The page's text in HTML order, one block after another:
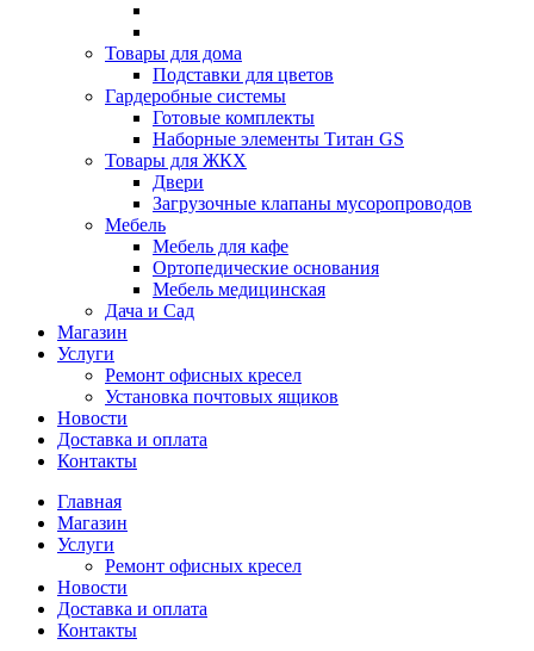
Товары для дома
Подставки для цветов
Гардеробные системы
Готовые комплекты
Наборные элементы Титан GS
Товары для ЖКХ
Двери
Загрузочные клапаны мусоропроводов
Мебель
Мебель для кафе
Ортопедические основания
Мебель медицинская
Дача и Сад
Магазин
Услуги
Ремонт офисных кресел
Установка почтовых ящиков
Новости
Доставка и оплата
Контакты
Главная
Магазин
Услуги
Ремонт офисных кресел
Новости
Доставка и оплата
Контакты